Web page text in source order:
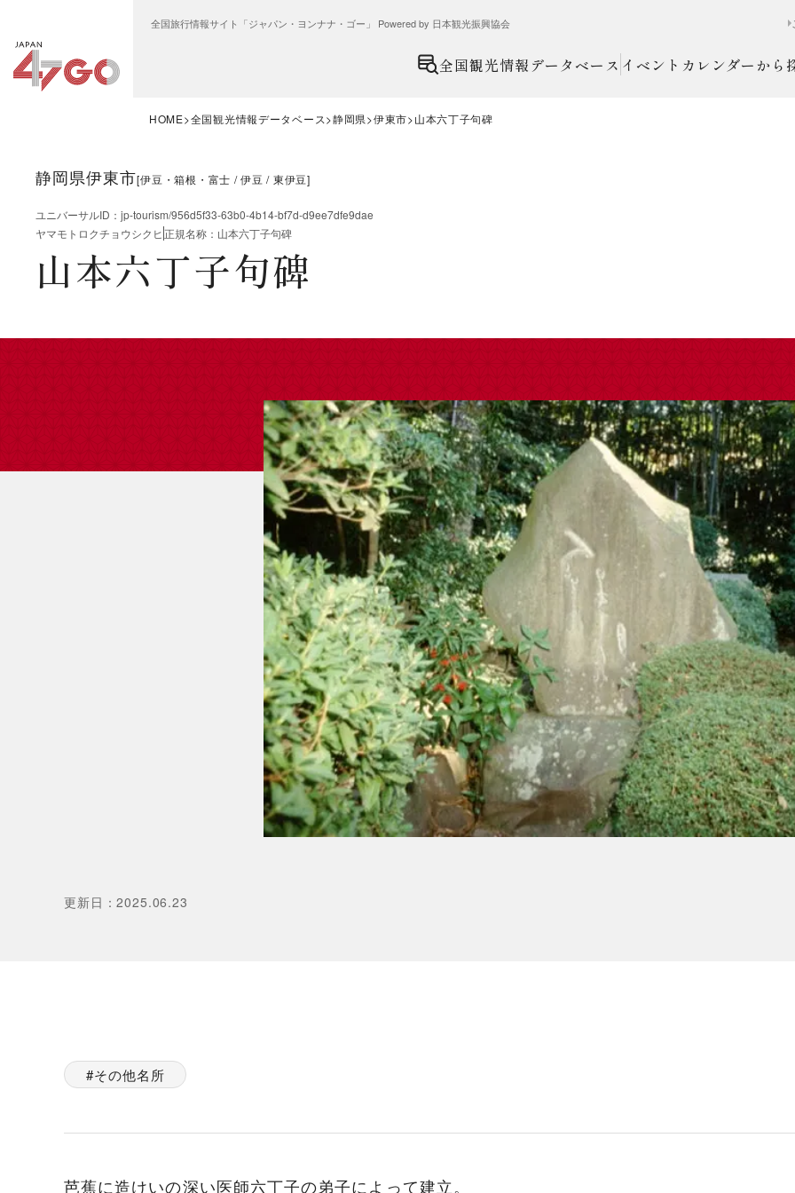
全国旅行情報サイト「ジャパン・ヨンナナ・ゴー」 Powered by 日本観光振興協会
全国観光情報データベース イベントカレンダーから
HOME 全国観光情報データベース 静岡県 伊東市 山本六丁子句碑
静岡県伊東市[伊豆・箱根・富士 伊豆 東伊豆]
ユニバーサルID ： jp-tourism/956d5f33-63b0-4b14-bf7d-d9ee7dfe9dae
ヤマモトロクチョウシクヒ正規名称 ： 山本六丁子句碑
山本六丁子句碑
更新日 ：2025.06.23
その他名所
芭蕉に造けいの深い医師六丁子の弟子によって建立。